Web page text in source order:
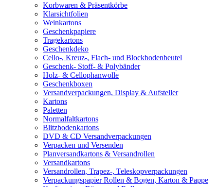
Korbwaren & Präsentkörbe
Klarsichtfolien
Weinkartons
Geschenkpapiere
Tragekartons
Geschenkdeko
Cello-, Kreuz-, Flach- und Blockbodenbeutel
Geschenk- Stoff- & Polybänder
Holz- & Cellophanwolle
Geschenkboxen
Versandverpackungen, Display & Aufsteller
Kartons
Paletten
Normalfaltkartons
Blitzbodenkartons
DVD & CD Versandverpackungen
Verpacken und Versenden
Planversandkartons & Versandrollen
Versandkartons
Versandrollen, Trapez-, Teleskopverpackungen
Verpackungspapier Rollen & Bogen, Karton & Pappe